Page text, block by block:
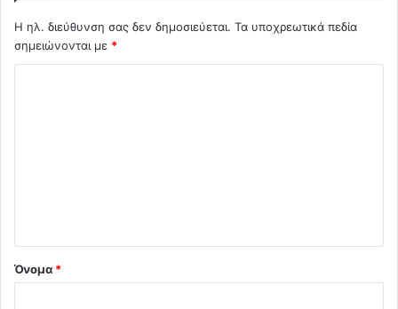
Η ηλ. διεύθυνση σας δεν δημοσιεύεται. Τα υποχρεωτικά πεδία
σημειώνονται με *
Όνομα *